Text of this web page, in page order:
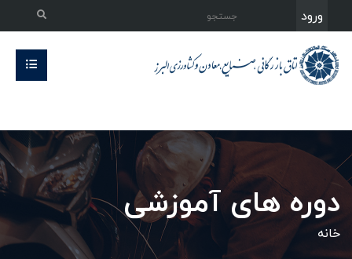
ورود
دوره های آموزشی
خانه